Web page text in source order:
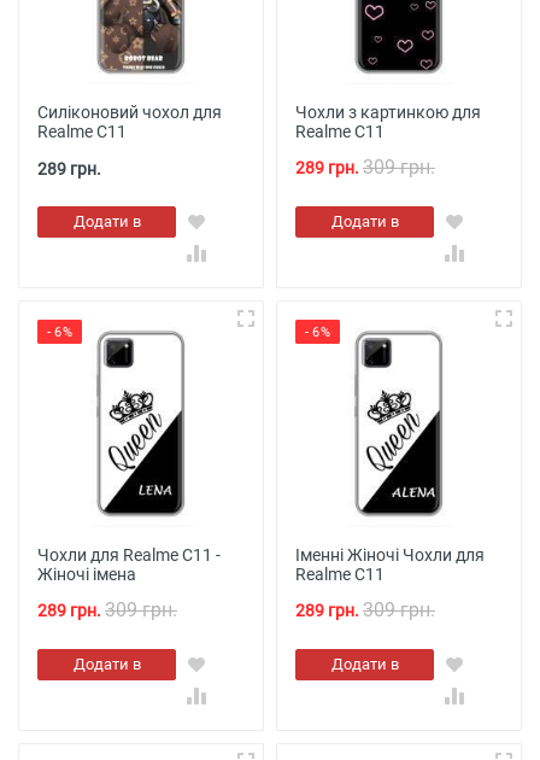
Силіконовий чохол для
Realme C11
289 грн.
Додати в
кошик
Чохли з картинкою для
Realme C11
289 грн. 309 грн.
Додати в
кошик
- 6%
Чохли для Realme C11 -
Жіночі імена
289 грн. 309 грн.
Додати в
кошик
- 6%
Іменні Жіночі Чохли для
Realme C11
289 грн. 309 грн.
Додати в
кошик